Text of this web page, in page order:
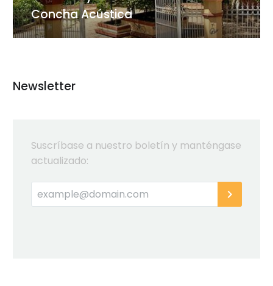
Concha Acústica
Newsletter
Suscríbase a nuestro boletín y manténgase
actualizado: